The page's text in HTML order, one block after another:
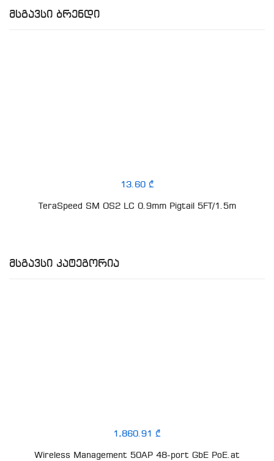
Მსგავსი Ბრენდი
13.60 ₾
TeraSpeed SM OS2 LC 0.9mm Pigtail 5FT/1.5m
Მსგავსი Კატეგორია
1,860.91 ₾
Wireless Management 50AP 48-port GbE PoE.at